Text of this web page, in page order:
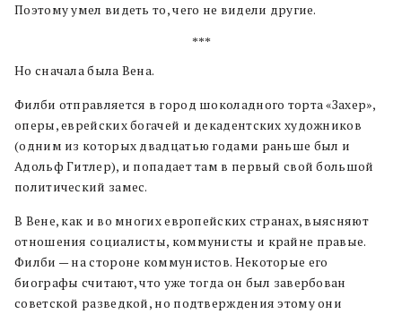
Поэтому умел видеть то, чего не видели другие.
***
Но сначала была Вена.
Филби отправляется в город шоколадного торта «Захер»,
оперы, еврейских богачей и декадентских художников
(одним из которых двадцатью годами раньше был и
Адольф Гитлер), и попадает там в первый свой большой
политический замес.
В Вене, как и во многих европейских странах, выясняют
отношения социалисты, коммунисты и крайне правые.
Филби — на стороне коммунистов. Некоторые его
биографы считают, что уже тогда он был завербован
советской разведкой, но подтверждения этому они